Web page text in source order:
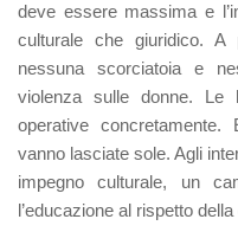
deve essere massima e
culturale che giuridico. A
nessuna scorciatoia e
violenza sulle donne. Le
operative
vanno lasciate sole. Agli
impegno culturale, un
l’educazione al rispetto della